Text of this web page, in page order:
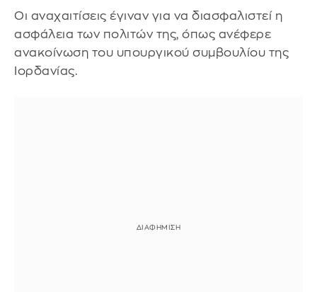
Οι αναχαιτίσεις έγιναν για να διασφαλιστεί η
ασφάλεια των πολιτών της, όπως ανέφερε
ανακοίνωση του υπουργικού συμβουλίου της
Ιορδανίας.